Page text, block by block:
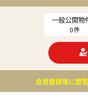
一般公開物
0件
会員登録後に閲